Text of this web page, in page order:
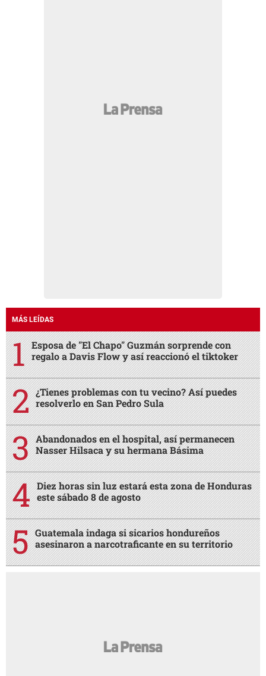
MÁS LEÍDAS
Esposa de "El Chapo" Guzmán sorprende con
regalo a Davis Flow y así reaccionó el tiktoker
¿Tienes problemas con tu vecino? Así puedes
resolverlo en San Pedro Sula
Abandonados en el hospital, así permanecen
Nasser Hilsaca y su hermana Básima
Diez horas sin luz estará esta zona de Honduras
este sábado 8 de agosto
Guatemala indaga si sicarios hondureños
asesinaron a narcotraficante en su territorio